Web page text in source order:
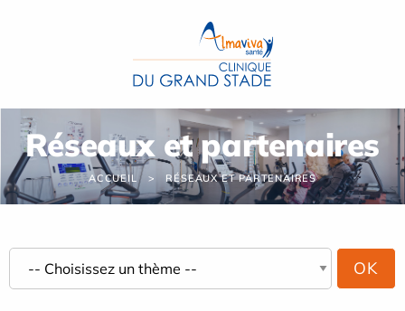
Réseaux et partenaires
ACCUEIL RÉSEAUX ET PARTENAIRES